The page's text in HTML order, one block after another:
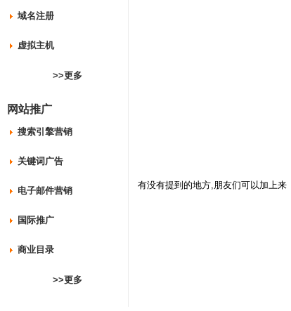
域名注册
虚拟主机
>>更多
网站推广
搜索引擎营销
关键词广告
电子邮件营销
国际推广
商业目录
>>更多
有没有提到的地方,朋友们可以加上来